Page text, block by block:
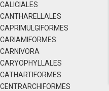
CALICIALES
CANTHARELLALES
CAPRIMULGIFORMES
CARIAMIFORMES
CARNIVORA
CARYOPHYLLALES
CATHARTIFORMES
CENTRARCHIFORMES